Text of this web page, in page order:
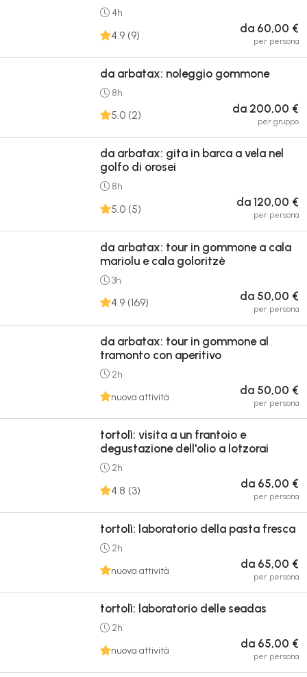
4h
4.9 (9) da 60,00 €
per persona
da arbatax: noleggio gommone
8h
5.0 (2) da 200,00 €
per gruppo
da arbatax: gita in barca a vela nel
golfo di orosei
8h
5.0 (5) da 120,00 €
per persona
da arbatax: tour in gommone a cala
mariolu e cala goloritzè
3h
4.9 (169) da 50,00 €
per persona
da arbatax: tour in gommone al
tramonto con aperitivo
2h
nuova attività
da 50,00 €
per persona
tortolì: visita a un frantoio e
degustazione dell'olio a lotzorai
2h
4.8 (3) da 65,00 €
per persona
tortolì: laboratorio della pasta fresca
2h
nuova attività
da 65,00 €
per persona
tortolì: laboratorio delle seadas
2h
nuova attività
da 65,00 €
per persona